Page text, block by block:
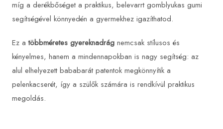
míg a derékbőséget a praktikus, belevarrt gomblyukas gumi
segítségével könnyedén a gyermekhez igazíthatod.
Ez atöbbméretes gyereknadrág nemcsak stílusos és
kényelmes, hanem a mindennapokban is nagy segítség: az
alul elhelyezett bababarát patentok megkönnyítik a
pelenkacserét, így a szülők számára is rendkívül praktikus
megoldás.